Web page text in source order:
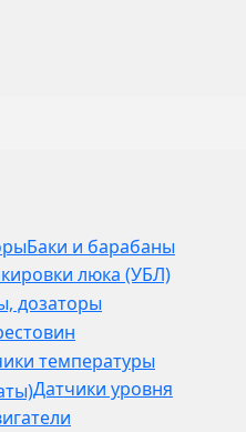
Баки и барабаны
люка (УБЛ)
дозаторы
температуры
Датчики уровня